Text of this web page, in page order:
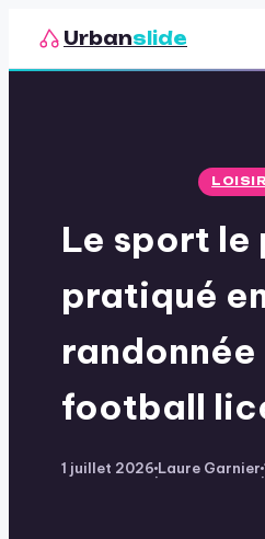
Urbanslide
Loisirs
Le sport le
pratiqué
football
1 juillet 2026
·
Laure Garnier
·